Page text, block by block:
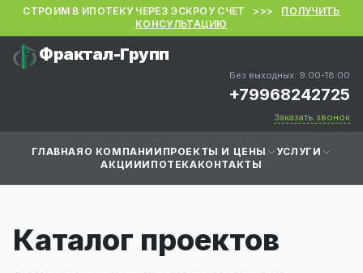
СТРОИМ В ИПОТЕКУ ЧЕРЕЗ ЭСКРОУ СЧЕТ >>> ПОЛУЧИТЬ
КОНСУЛЬТАЦИЮ
Фрактал-Групп
Без выходных: 9:00-18:00
+79968242725
Заказать звонок
ГЛАВНАЯ О КОМПАНИИ ПРОЕКТЫ И ЦЕНЫ
УСЛУГИ
АКЦИИИПОТЕКАКОНТАКТЫ
Каталог проектов